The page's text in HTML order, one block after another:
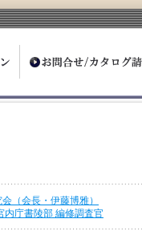
（会長・伊藤博雅）
内庁書陵部 編修調査官